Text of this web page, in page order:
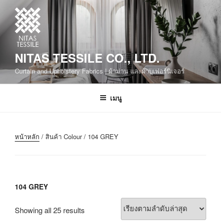
NITAS TESSILE CO., LTD.
Curtain and Upholstery Fabrics | ผ้าม่าน และผ้าบุเฟอร์นิเจอร์
เมนู
หน้าหลัก / สินค้า Colour / 104 GREY
104 GREY
Showing all 25 results